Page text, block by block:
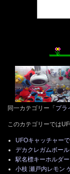
同一カテゴリー「プラ
このカテゴリーでは
UFOキャッチャー
デカクレガムボー
駅名標キーホルダー
小枝 瀬戸内レモン